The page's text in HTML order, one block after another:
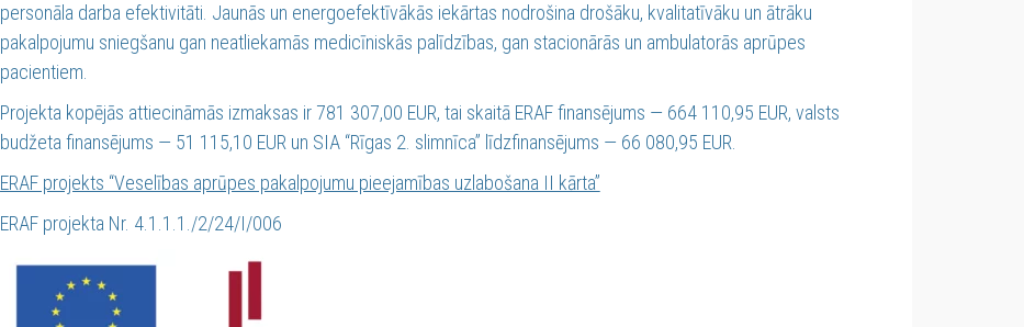
personāla darba efektivitāti. Jaunās un energoefektīvākās iekārtas nodrošina drošāku, kvalitatīvāku un ātrāku
pakalpojumu sniegšanu gan neatliekamās medicīniskās palīdzības, gan stacionārās un ambulatorās aprūpes
pacientiem.
Projekta kopējās attiecināmās izmaksas ir 781 307,00 EUR, tai skaitā ERAF finansējums — 664 110,95 EUR, valsts
budžeta finansējums — 51 115,10 EUR un SIA “Rīgas 2. slimnīca” līdzfinansējums — 66 080,95 EUR.
ERAF projekts “Veselības aprūpes pakalpojumu pieejamības uzlabošana II kārta”
ERAF projekta Nr. 4.1.1.1./2/24/I/006